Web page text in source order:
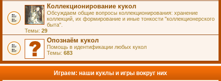
Коллекционирование кукол
Обсуждаем общие вопросы коллекционирования: хранение
коллекций, их формирование и иные тонкости "коллекционерского
быта".
Темы: 29
Опознаём кукол
Помощь в идентификации любых кукол
Темы: 683
Играем: наши куклы и игры вокруг них